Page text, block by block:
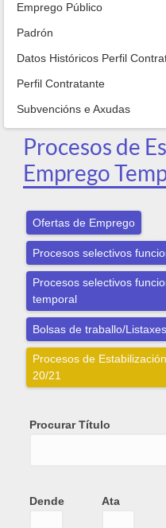
Emprego Público
Padrón
Datos Históricos Perfil
Perfil Contratante
Subvencións e Axudas
Procesos de
Emprego
Ofertas de Emprego
Procesos selectivos
Procesos selectivos
temporal
Bolsas de traballo/
Procesos de
20/21
Procurar Título
Dende
Ata